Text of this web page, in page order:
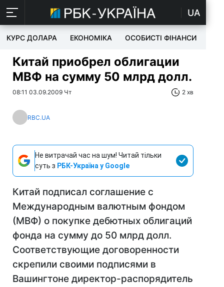
UA
КУРС ДОЛАРА ЕКОНОМІКА ОСОБИСТІ ФІНАНСИ
Китай приобрел облигации
МВФ на сумму 50 млрд долл.
08:11 03.09.2009 Чт 2 хв
RBC.UA
Не витрачай час на шум! Читай тільки
суть з РБК-Україна у Google
Китай подписал соглашение с
Международным валютным фондом
(МВФ) о покупке дебютных облигаций
фонда на сумму до 50 млрд долл.
Соответствующие договоренности
скрепили своими подписями в
Вашингтоне директор-распорядитель